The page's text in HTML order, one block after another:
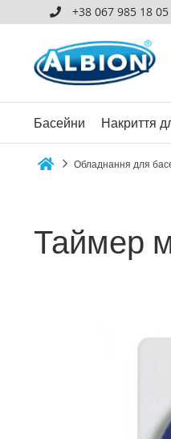
+38 067 985 18 05
Басейни Накриття
Обладнання для
Таймер